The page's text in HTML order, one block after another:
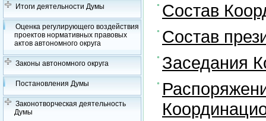
Итоги деятельности Думы
Оценка регулирующего воздействия
проектов нормативных правовых
актов автономного округа
Законы автономного округа
Постановления Думы
Законотворческая деятельность
Думы
Состав
Состав
Заседания